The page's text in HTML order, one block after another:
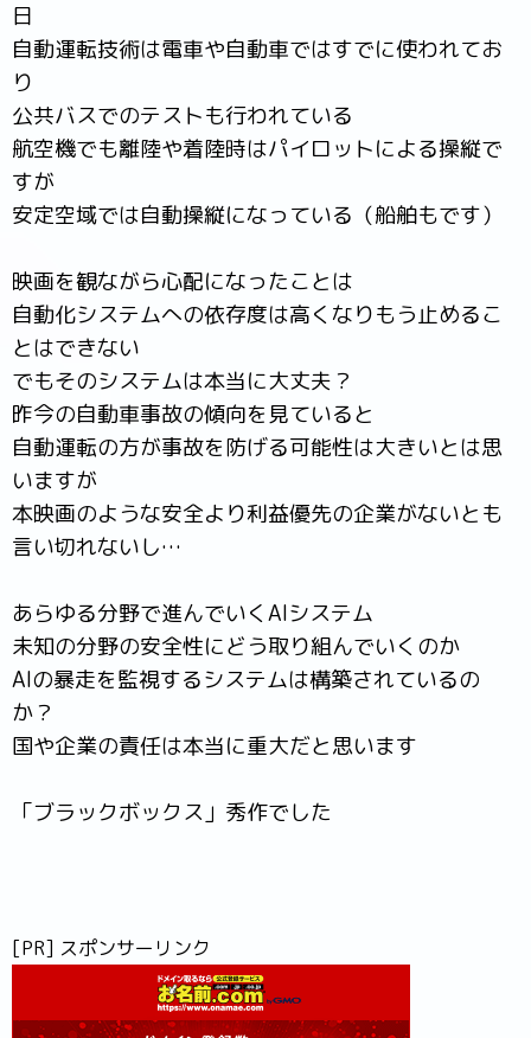
日
自動運転技術は電車や自動車ではすでに使われてお
り
公共バスでのテストも行われている
航空機でも離陸や着陸時はパイロットによる操縦で
すが
安定空域では自動操縦になっている（船舶もです）
映画を観ながら心配になったことは
自動化システムへの依存度は高くなりもう止めるこ
とはできない
でもそのシステムは本当に大丈夫？
昨今の自動車事故の傾向を見ていると
自動運転の方が事故を防げる可能性は大きいとは思
いますが
本映画のような安全より利益優先の企業がないとも
言い切れないし…
あらゆる分野で進んでいくAIシステム
未知の分野の安全性にどう取り組んでいくのか
AIの暴走を監視するシステムは構築されているの
か？
国や企業の責任は本当に重大だと思います
「ブラックボックス」秀作でした
[PR] スポンサーリンク